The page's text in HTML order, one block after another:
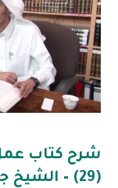
شرح كتاب عمل
(29) – الشيخ جبران سحاري